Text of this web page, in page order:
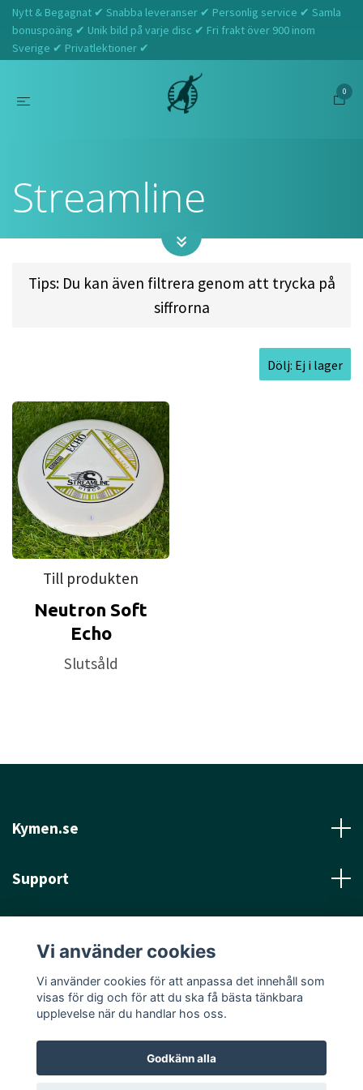
Nytt & Begagnat ✔ Snabba leveranser ✔ Personlig service ✔ Samla
bonuspoäng ✔ Unik bild på varje disc ✔ Fri frakt över 900 inom
Sverige ✔ Privatlektioner ✔
0
Streamline
Tips: Du kan även filtrera genom att trycka på
siffrorna
Dölj: Ej i lager
Till produkten
Neutron Soft
Echo
Slutsåld
Kymen.se
Support
Sociala medier
Vi använder cookies
Vi använder cookies för att anpassa det innehåll som
visas för dig och för att du ska få bästa tänkbara
upplevelse när du handlar hos oss.
Godkänn alla